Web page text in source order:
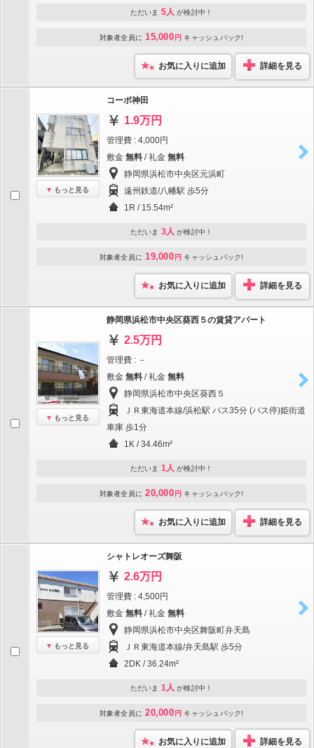
ただいま 5人 が検討中！
対象者全員に 15,000 円 キャッシュバック!
お気に入りに追加 詳細を見る
もっと見る
コーポ神田
1.9万円
管理費 : 4,000円
敷金 無料 / 礼金 無料
静岡県浜松市中央区元浜町
遠州鉄道/八幡駅 歩5分
1R / 15.54m²
ただいま 3人 が検討中！
対象者全員に 19,000 円 キャッシュバック!
お気に入りに追加 詳細を見る
もっと見る
静岡県浜松市中央区葵西５の賃貸アパート
2.5万円
管理費 : －
敷金 無料 / 礼金 無料
静岡県浜松市中央区葵西５
ＪＲ東海道本線/浜松駅 バス35分 (バス停)姫街道
車庫 歩1分
1K / 34.46m²
ただいま 1人 が検討中！
対象者全員に 20,000 円 キャッシュバック!
お気に入りに追加 詳細を見る
もっと見る
シャトレオーズ舞阪
2.6万円
管理費 : 4,500円
敷金 無料 / 礼金 無料
静岡県浜松市中央区舞阪町弁天島
ＪＲ東海道本線/弁天島駅 歩5分
2DK / 36.24m²
ただいま 1人 が検討中！
対象者全員に 20,000 円 キャッシュバック!
お気に入りに追加 詳細を見る